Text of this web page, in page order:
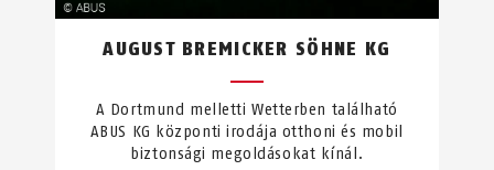
AUGUST BREMICKER SÖHNE KG
A Dortmund melletti Wetterben található
ABUS KG központi irodája otthoni és mobil
biztonsági megoldásokat kínál.